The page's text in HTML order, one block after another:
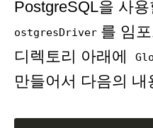
PostgreSQL을 사
ostgresDriver 를 임
디렉토리 아래에
만들어서 다음의 내